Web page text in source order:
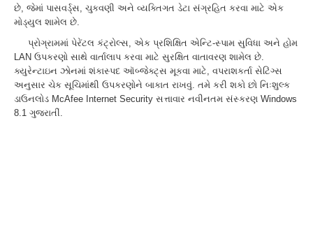
છે, જેમાં પાસવર્ડ્સ, ચુકવણી અને વ્યક્તિગત ડેટા સંગ્રહિત કરવા માટે એક
મોડ્યુલ શામેલ છે.
પ્રોગ્રામમાં પેરેંટલ કંટ્રોલ્સ, એક પ્રશિક્ષિત એન્ટિ-સ્પામ સુવિધા અને હોમ
LAN ઉપકરણો સાથે વાર્તાલાપ કરવા માટે સુરક્ષિત વાતાવરણ શામેલ છે.
ક્યુરેન્ટાઇન ઝોનમાં શંકાસ્પદ ઑબ્જેક્ટ્સ મૂકવા માટે, વપરાશકર્તા સેટિંગ્સ
અનુસાર ચેક સૂચિમાંથી ઉપકરણોને બાકાત રાખવું. તમે કરી શકો છો નિઃશુલ્ક
ડાઉનલોડ McAfee Internet Security સત્તાવાર નવીનતમ સંસ્કરણ Windows
8.1 ગુજરાતીં.